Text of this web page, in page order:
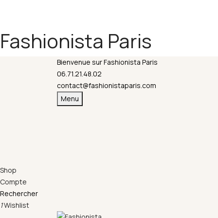
Fashionista Paris
Bienvenue sur Fashionista Paris
06.71.21.48.02
contact@fashionistaparis.com
Menu
Shop
Compte
Rechercher
1Wishlist